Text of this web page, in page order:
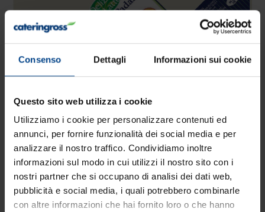
Consenso Dettagli Informazioni sui cookie
Questo sito web utilizza i cookie
Utilizziamo i cookie per personalizzare contenuti ed
annunci, per fornire funzionalità dei social media e per
analizzare il nostro traffico. Condividiamo inoltre
informazioni sul modo in cui utilizzi il nostro sito con i
nostri partner che si occupano di analisi dei dati web,
pubblicità e social media, i quali potrebbero combinarle
con altre informazioni che hai fornito loro o che hanno
Delizie di Latte è un marchio attraverso il quale
il gruppo Cateringross propone in esclusiva agli
oltre 60.000 clienti(ristoranti, pizzerie, bar, hotel)